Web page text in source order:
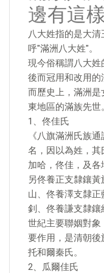
邊有這
八大姓指的是大
呼"滿洲八大姓"。
現今俗稱謂八大
後而冠用和改用的
而歷史上，滿洲
東地區的滿族先世。
1、佟佳氏
《八旗滿洲氏族
名，因以為姓，其
加哈，佟佳，及各
另佟養正支隸鑲
山、佟養澤支隸
釗、佟養謙支隸
世紀主要聯姻對
要作用，是清朝後
托和爾秦氏。
2、瓜爾佳氏